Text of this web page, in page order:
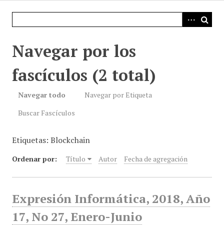
Navegar por los
fascículos (2 total)
Navegar todo
Navegar por Etiqueta
Buscar Fascículos
Etiquetas: Blockchain
Ordenar por: Título Autor Fecha de agregación
Expresión Informática, 2018, Año
17, No 27, Enero-Junio